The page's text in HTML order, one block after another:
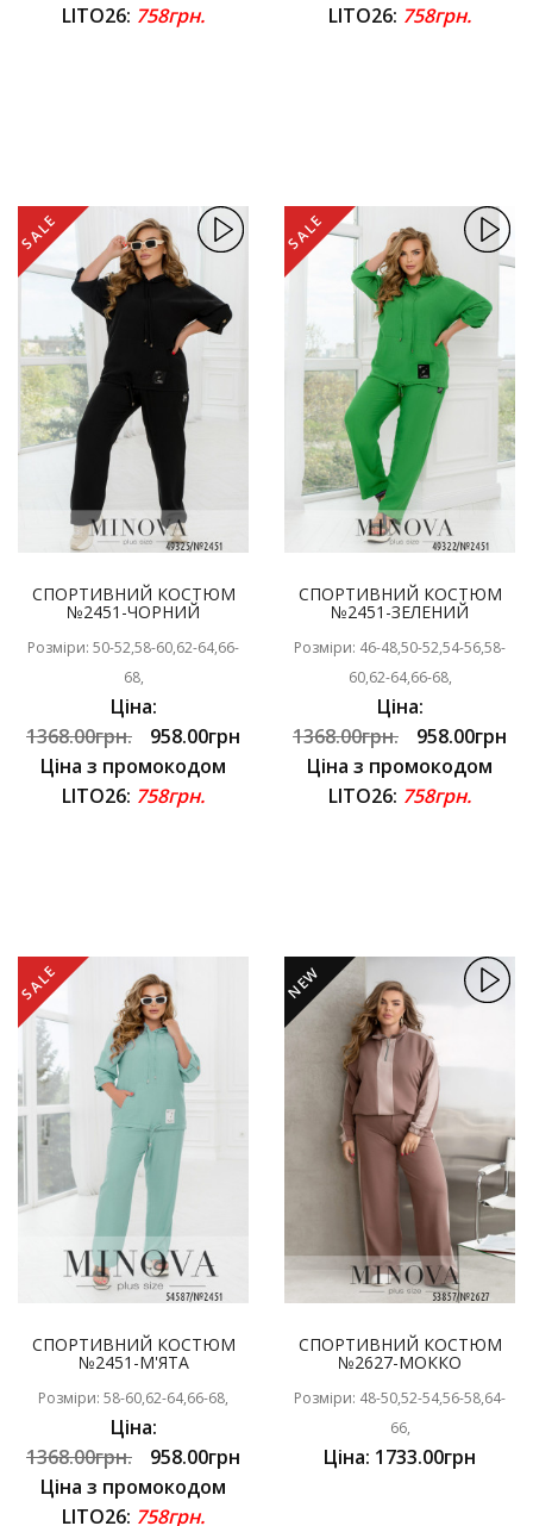
LITO26: 758грн.
LITO26: 758грн.
SALE
СПОРТИВНИЙ КОСТЮМ
№2451-ЧОРНИЙ
Розміри: 50-52,58-60,62-64,66-
68,
Ціна:
1368.00грн.
958.00грн
Ціна з промокодом
LITO26: 758грн.
SALE
СПОРТИВНИЙ КОСТЮМ
№2451-ЗЕЛЕНИЙ
Розміри: 46-48,50-52,54-56,58-
60,62-64,66-68,
Ціна:
1368.00грн.
958.00грн
Ціна з промокодом
LITO26: 758грн.
SALE
СПОРТИВНИЙ КОСТЮМ
№2451-М'ЯТА
Розміри: 58-60,62-64,66-68,
Ціна:
1368.00грн.
958.00грн
Ціна з промокодом
LITO26: 758грн.
NEW
СПОРТИВНИЙ КОСТЮМ
№2627-МОККО
Розміри: 48-50,52-54,56-58,64-
66,
Ціна: 1733.00грн